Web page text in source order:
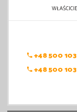
+48 500
+48 500